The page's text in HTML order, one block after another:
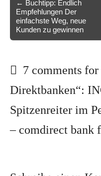
navigation
← Buchtipp: Endlich
Empfehlungen Der
einfachste Weg, neue
Kunden zu gewinnen
7 comments for
Direktbanken“:
Spitzenreiter im
– comdirect bank